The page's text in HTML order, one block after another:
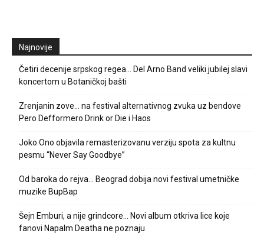
Najnovije
Četiri decenije srpskog regea… Del Arno Band veliki jubilej slavi
koncertom u Botaničkoj bašti
Zrenjanin zove… na festival alternativnog zvuka uz bendove
Pero Defformero Drink or Die i Haos
Joko Ono objavila remasterizovanu verziju spota za kultnu
pesmu “Never Say Goodbye”
Od baroka do rejva… Beograd dobija novi festival umetničke
muzike BupBap
Šejn Emburi, a nije grindcore… Novi album otkriva lice koje
fanovi Napalm Deatha ne poznaju